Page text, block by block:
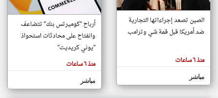
تغيير الدولة
مصادر الأخبار من المغرب
اخبار المغرب على مدار الساعة
أهم اخبار المغرب العاجلة والمباشرة
الموجوده
هنا عن
وجهة
كاتبيها.
الصين تصعد إجراءاتها التجارية
ضد أمريكا قبل قمة شي وترامب
منذ ٦ ساعات
مباشر
أرباح "كوميرتس بنك" تتضاعف
وانفتاح على محادثات استحواذ
"يوني كريديت"
منذ ٦ ساعات
مباشر
klyoum.com